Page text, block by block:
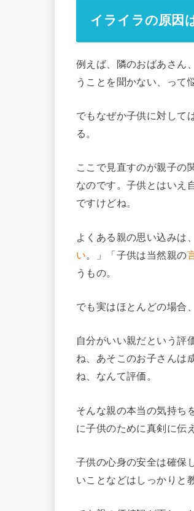
イライラの原因
例えば、隣のおばあさん
うことを聞かない、って
でもなぜか子供に対して
る。
ここで見直すのが親子の
なのです。子供とはいえ
ですけどね。
よくある親の思い込みは
い 。」「子供は当然親の
うもの。
でも実はほとんどの場合
自分がいい親だという評
ね、あそこのお子さんは
ね、なんて評価。
そんな親の本当の気持ち
に子供のために真剣に伝
子供の心身の安全は確保
いことなどはしっかりと